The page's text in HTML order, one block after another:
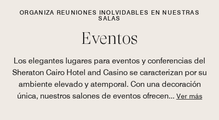
ORGANIZA REUNIONES INOLVIDABLES EN NUESTRAS
SALAS
Eventos
Los elegantes lugares para eventos y conferencias del
Sheraton Cairo Hotel and Casino se caracterizan por su
ambiente elevado y atemporal. Con una decoración
única, nuestros salones de eventos ofrecen... Ver más